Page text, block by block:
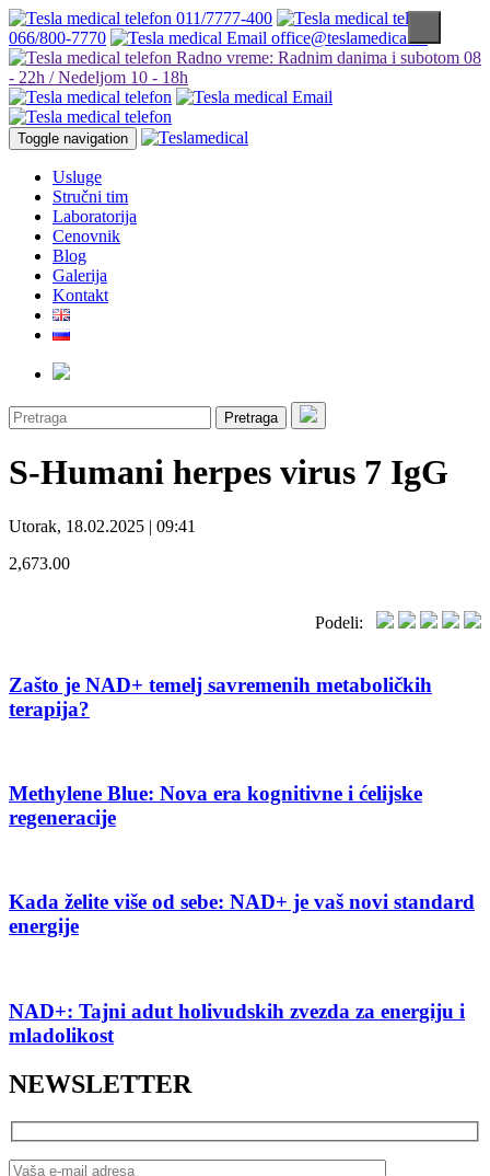
011/7777-400
066/800-7770
office@teslamedical.rs
Radno vreme: Radnim danima i subotom 08
- 22h / Nedeljom 10 - 18h
Toggle navigation
Usluge
Stručni tim
Laboratorija
Cenovnik
Blog
Galerija
Kontakt
Pretraga
S-Humani herpes virus 7 IgG
Utorak, 18.02.2025 | 09:41
2,673.00
Podeli:
Zašto je NAD+ temelj savremenih metaboličkih
terapija?
Methylene Blue: Nova era kognitivne i ćelijske
regeneracije
Kada želite više od sebe: NAD+ je vaš novi standard
energije
NAD+: Tajni adut holivudskih zvezda za energiju i
mladolikost
NEWSLETTER